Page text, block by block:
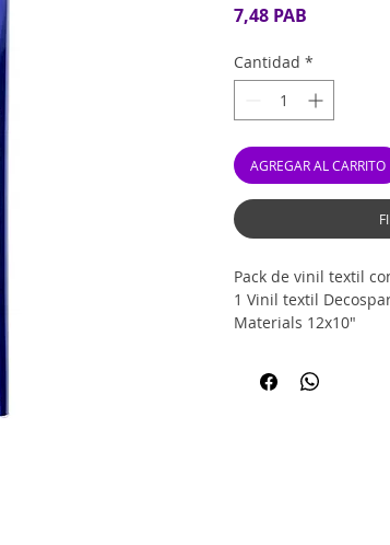
7,48 PAB
Cantidad *
AGREGAR AL CARRITO
Pack de vinil textil
1 Vinil textil
Materials 12x10"
1 Vinil textil Royal
1 Vinil textil Blue